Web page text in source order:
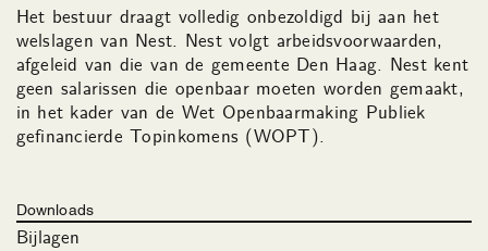
Het bestuur draagt volledig onbezoldigd bij aan het
welslagen van Nest. Nest volgt arbeidsvoorwaarden,
afgeleid van die van de gemeente Den Haag. Nest kent
geen salarissen die openbaar moeten worden gemaakt,
in het kader van de Wet Openbaarmaking Publiek
gefinancierde Topinkomens (WOPT).
Downloads
Bijlagen